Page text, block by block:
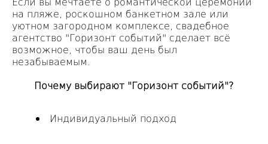
на пляже, роскошном банкетном зале или
уютном загородном комплексе, свадебное
агентство "Горизонт событий" сделает всё
возможное, чтобы ваш день был
незабываемым.
Почему выбирают "Горизонт событий"?
Индивидуальный подход